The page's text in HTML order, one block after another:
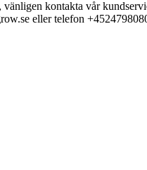
kontakta vår
eller telefon